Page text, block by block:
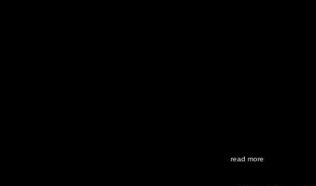
read more